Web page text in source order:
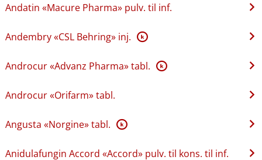
Andatin «Macure Pharma» pulv. til inf.
Andembry «CSL Behring» inj. K
Androcur «Advanz Pharma» tabl. K
Androcur «Orifarm» tabl.
Angusta «Norgine» tabl. K
Anidulafungin Accord «Accord» pulv. til kons. til inf.